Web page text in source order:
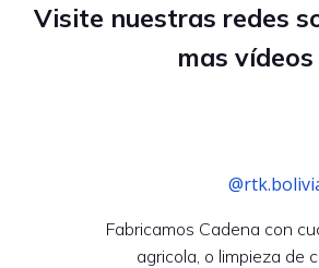
Visite nuestras redes
mas vídeos
Fabricamos Cadena con
agricola, o limpieza de